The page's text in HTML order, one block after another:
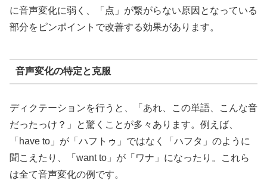
に音声変化に弱く、「点」が繋がらない原因となっている
部分をピンポイントで改善する効果があります。
音声変化の特定と克服
ディクテーションを行うと、「あれ、この単語、こんな音
だったっけ？」と驚くことが多々あります。例えば、
「have to」が「ハフトゥ」ではなく「ハフタ」のように
聞こえたり、「want to」が「ワナ」になったり。これら
は全て音声変化の例です。